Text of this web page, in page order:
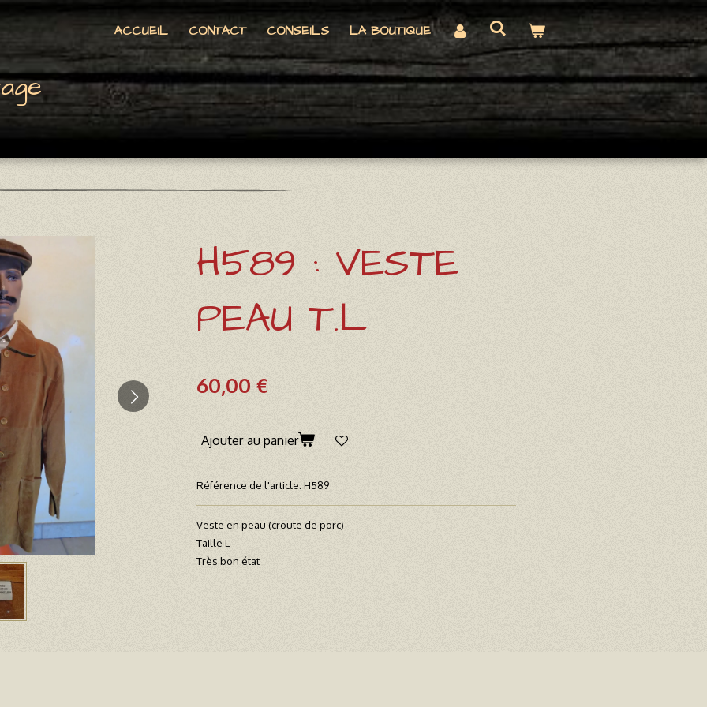
ACCUEIL CONTACT CONSEILS LA BOUTIQUE
H589 : VESTE
PEAU T.L
60,00 €
Ajouter au panier
Référence de l'article: H589
Veste en peau (croute de porc)
Taille L
Très bon état